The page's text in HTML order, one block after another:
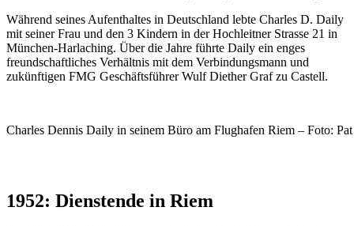
Während seines Aufenthaltes in Deutschland lebte Charles D. Daily
mit seiner Frau und den 3 Kindern in der Hochleitner Strasse 21 in
München-Harlaching. Über die Jahre führte Daily ein enges
freundschaftliches Verhältnis mit dem Verbindungsmann und
zukünftigen FMG Geschäftsführer Wulf Diether Graf zu Castell.
Charles Dennis Daily in seinem Büro am Flughafen Riem – Foto:
1952: Dienstende in Riem